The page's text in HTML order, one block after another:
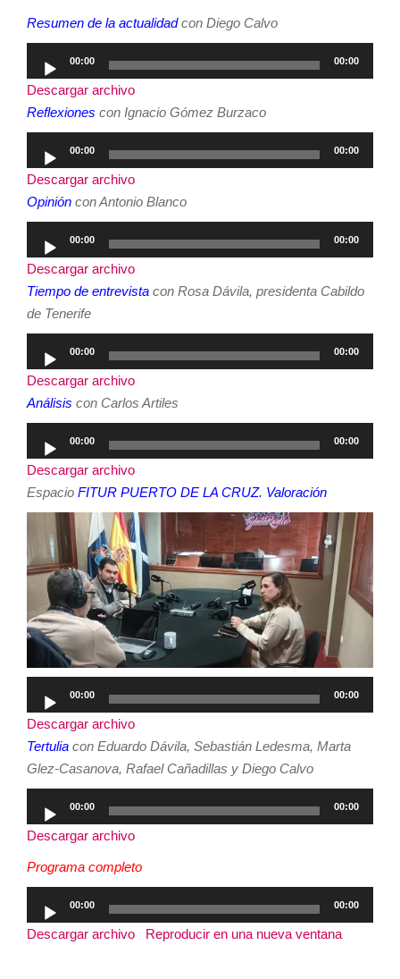
Resumen de la actualidadcon Diego Calvo
de
audio
00:00 00:00
Descargar archivo
Reflexiones con Ignacio Gómez Burzaco
de
audio
00:00 00:00
Descargar archivo
Opinión con Antonio Blanco
de
audio
00:00 00:00
Descargar archivo
Tiempo de entrevista con Rosa Dávila, presidenta Cabildo
de Tenerife
de
audio
00:00 00:00
Descargar archivo
Análisis con Carlos Artiles
de
audio
00:00 00:00
Descargar archivo
Espacio FITUR PUERTO DE LA CRUZ. Valoración
de
audio
00:00 00:00
Descargar archivo
Tertulia con Eduardo Dávila, Sebastián Ledesma, Marta
Glez-Casanova, Rafael Cañadillas y Diego Calvo
de
audio
00:00 00:00
Descargar archivo
Programa completo
de
audio
00:00 00:00
Descargar archivo Reproducir en una nueva ventana